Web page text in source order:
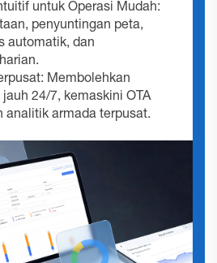
untuk Operasi Mudah:
penyuntingan peta,
automatik, dan
Membolehkan
24/7, kemaskini OTA
analitik armada terpusat.